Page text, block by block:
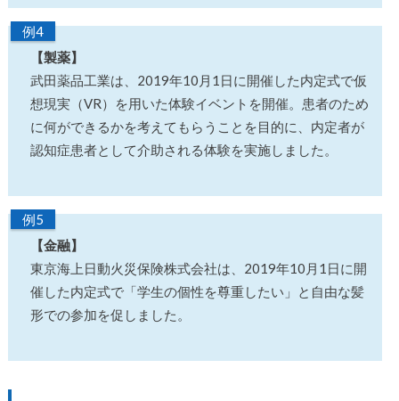
例4
【製薬】
武田薬品工業は、2019年10月1日に開催した内定式で仮
想現実（VR）を用いた体験イベントを開催。患者のため
に何ができるかを考えてもらうことを目的に、内定者が
認知症患者として介助される体験を実施しました。
例5
【金融】
東京海上日動火災保険株式会社は、2019年10月1日に開
催した内定式で「学生の個性を尊重したい」と自由な髪
形での参加を促しました。